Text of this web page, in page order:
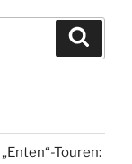
Touren: